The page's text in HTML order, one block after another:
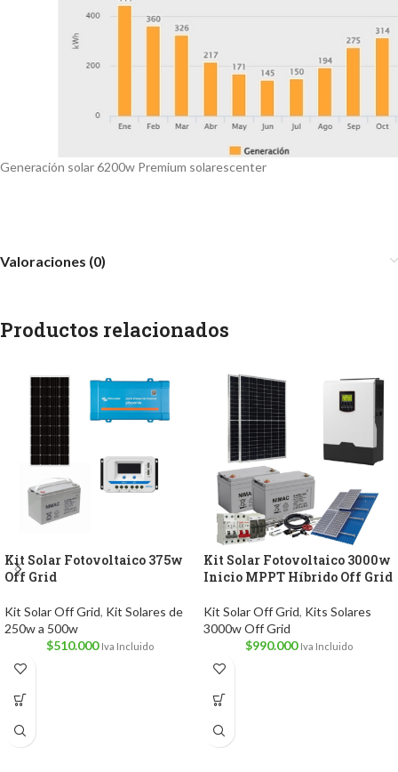
Generación solar 6200w Premium solarescenter
Valoraciones (0)
Productos relacionados
Kit Solar Fotovoltaico 375w
Off Grid
Kit Solar Off Grid, Kit Solares de
250w a 500w
$510.000 Iva Incluido
Kit Solar Fotovoltaico 3000w
Inicio MPPT Híbrido Off Grid
Kit Solar Off Grid, Kits Solares
3000w Off Grid
$990.000 Iva Incluido